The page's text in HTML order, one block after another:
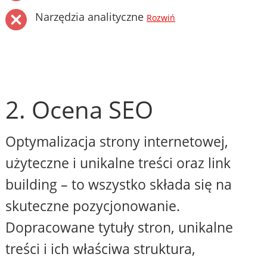
Narzędzia analityczne Rozwiń
2. Ocena SEO
Optymalizacja strony internetowej,
użyteczne i unikalne treści oraz link
building – to wszystko składa się na
skuteczne pozycjonowanie.
Dopracowane tytuły stron, unikalne
treści i ich właściwa struktura,